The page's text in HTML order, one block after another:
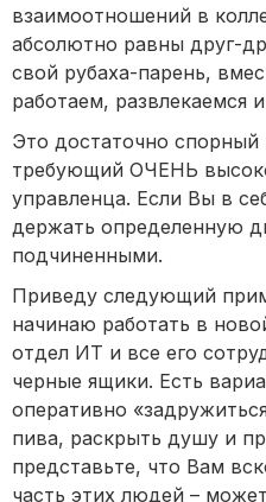
взаимоотношений в
абсолютно равны друг-
свой рубаха-парень,
работаем, развлекаемся
Это достаточно
требующий ОЧЕНЬ
управленца. Если Вы в
держать определенную
подчиненными.
Приведу следующий
начинаю работать в
отдел ИТ и все его
черные ящики. Есть
оперативно
пива, раскрыть душу и
представьте, что Вам
часть этих людей –